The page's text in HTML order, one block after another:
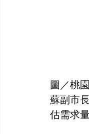
圖／桃
蘇副市
估需求